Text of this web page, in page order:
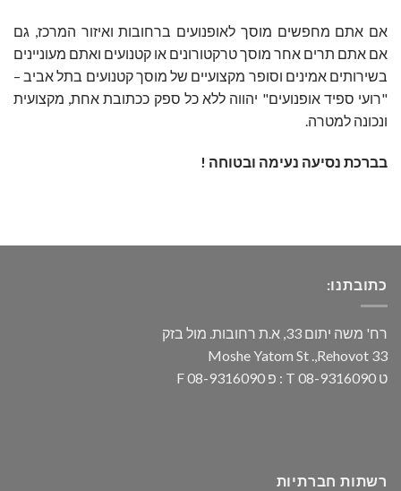
אם אתם מחפשים מוסך לאופנועים ברחובות ואיזור המרכז, גם
אם אתם תרים אחר מוסך טרקטורונים או קטנועים ואתם מעוניינים
בשירותים אמינים וסופר מקצועיים של מוסך קטנועים בתל אביב –
"רועי ספיד אופנועים" יהווה ללא כל ספק ככתובת אחת, מקצועית
ונכונה למטרה.
בברכת נסיעה נעימה ובטוחה !
כתובתנו:
רח' משה יתום 33, א.ת רחובות. מול בזק
33 Moshe Yatom St .,Rehovot
ט 08-9316090 T : פ 08-9316090 F
רשתות חברתיות